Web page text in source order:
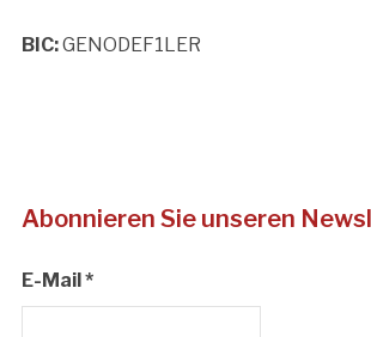
BIC:GENODEF1LER
Abonnieren Sie unseren
E-Mail*